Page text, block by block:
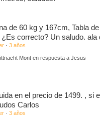
litros y ala de 5 mts, ¿Es
· 3 años
Jefferson Mittnacht Mont en respuesta a Jesus
en el precio de 1499. , si
apúntame una :) Saludos Carlos
· 3 años